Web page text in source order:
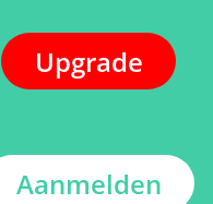
Upgrade
Aanmelden